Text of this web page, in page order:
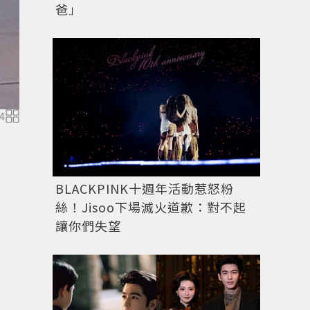
4
爸」
BLACKPINK十週年活動惹怒粉
絲！Jisoo下場滅火道歉：對不起
讓你們失望